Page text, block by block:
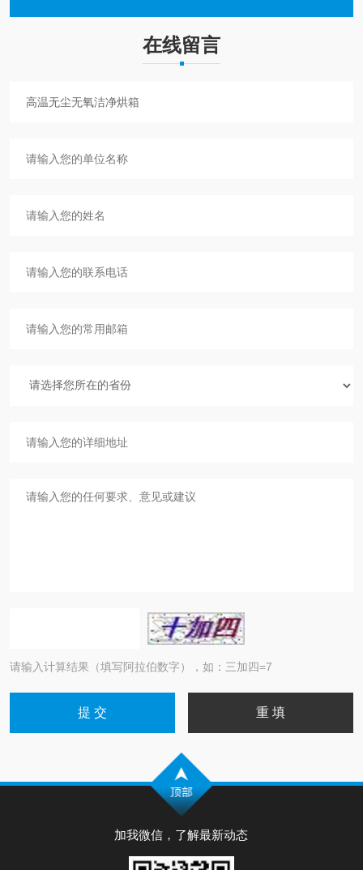
在线留言
请输入计算结果（填写阿拉伯数字），如：三加四=7
加我微信，了解最新动态